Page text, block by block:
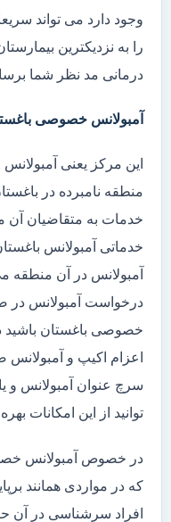
وجود دارد می تواند
را به نزدیکترین
درمانی مد نظر شما
آمبولانس خصوصی
این مرکز یعنی
منطقه نامبرده در
خدمات به متقاضیان آن
خدماتی آمبولانس
آمبولانس در آن منطقه
درخواست آمبولانس در
خصوصی باغستان باشید
اعزام اکیپ و
سرچ عنوان آمبولانس و
توانید از این امکانات
در خصوص آمبولانس
که در مواردی همانند
افراد سرشناسی در آن